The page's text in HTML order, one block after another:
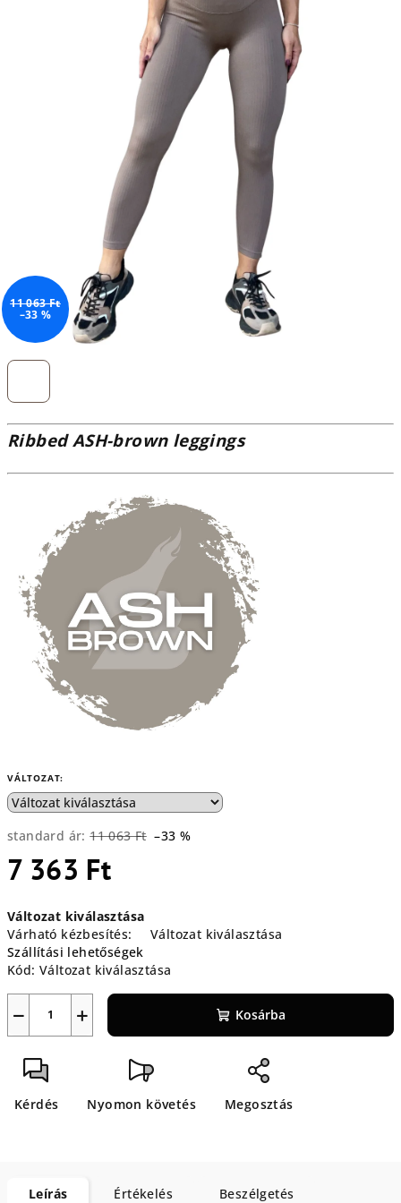
Ribbed ASH-brown leggings
VÁLTOZAT:
standard ár: 11 063 Ft –33 %
7 363 Ft
Változat kiválasztása
Várható kézbesítés:
Változat kiválasztása
Szállítási lehetőségek
Kód: Változat kiválasztása
+
− Kosárba
Kérdés Nyomon követés Megosztás
11 063 Ft
–33 %
Leírás Értékelés Beszélgetés